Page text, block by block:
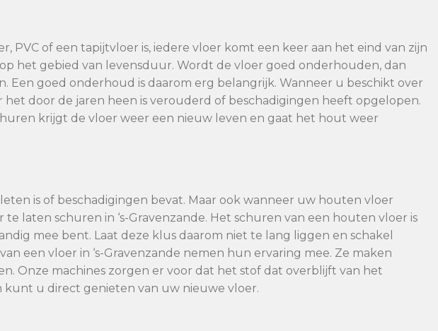
of een tapijtvloer is, iedere vloer komt een keer aan het eind van zijn
het gebied van levensduur. Wordt de vloer goed onderhouden, dan
goed onderhoud is daarom erg belangrijk. Wanneer u beschikt over
door de jaren heen is verouderd of beschadigingen heeft opgelopen.
krijgt de vloer weer een nieuw leven en gaat het hout weer
is of beschadigingen bevat. Maar ook wanneer uw houten vloer
laten schuren in ‘s-Gravenzande. Het schuren van een houten vloer is
mee bent. Laat deze klus daarom niet te lang liggen en schakel
een vloer in ‘s-Gravenzande nemen hun ervaring mee. Ze maken
Onze machines zorgen er voor dat het stof dat overblijft van het
u direct genieten van uw nieuwe vloer.